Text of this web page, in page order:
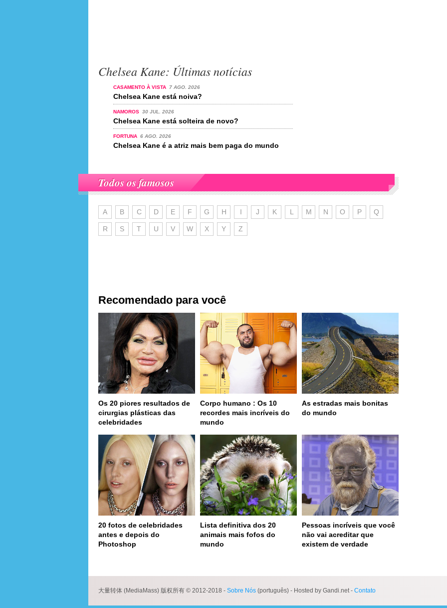
Chelsea Kane: Últimas notícias
CASAMENTO À VISTA 7 AGO. 2026
Chelsea Kane está noiva?
NAMOROS 30 JUL. 2026
Chelsea Kane está solteira de novo?
FORTUNA 6 AGO. 2026
Chelsea Kane é a atriz mais bem paga do mundo
Todos os famosos
A B C D E F G H I J K L M N O P Q
R S T U V W X Y Z
Recomendado para você
Os 20 piores resultados de
cirurgias plásticas das
celebridades
Corpo humano : Os 10
recordes mais incríveis do
mundo
As estradas mais bonitas
do mundo
20 fotos de celebridades
antes e depois do
Photoshop
Lista definitiva dos 20
animais mais fofos do
mundo
Pessoas incríveis que você
não vai acreditar que
existem de verdade
大量转体 (MediaMass) 版权所有 © 2012-2018 - Sobre Nós (português) - Hosted by Gandi.net - Contato